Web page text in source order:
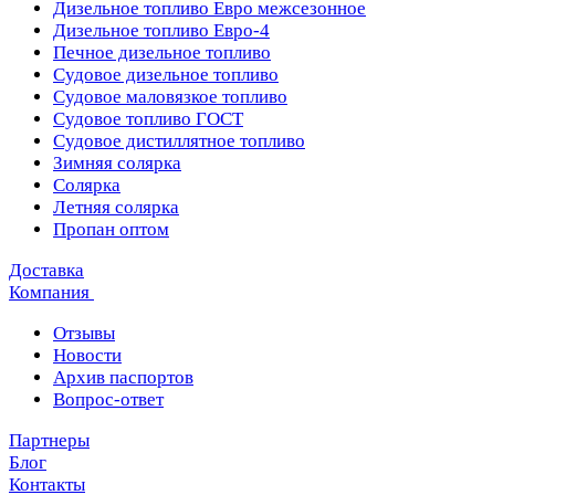
Дизельное топливо Евро межсезонное
Дизельное топливо Евро-4
Печное дизельное топливо
Судовое дизельное топливо
Судовое маловязкое топливо
Судовое топливо ГОСТ
Судовое дистиллятное топливо
Зимняя солярка
Солярка
Летняя солярка
Пропан оптом
Доставка
Компания
Отзывы
Новости
Архив паспортов
Вопрос-ответ
Партнеры
Блог
Контакты